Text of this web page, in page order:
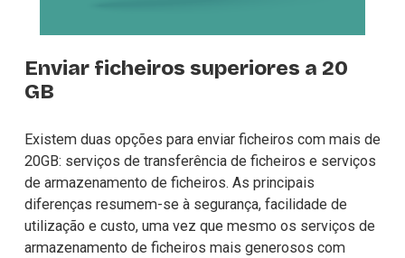
Enviar ficheiros superiores a 20
GB
Existem duas opções para enviar ficheiros com mais de
20GB: serviços de transferência de ficheiros e serviços
de armazenamento de ficheiros. As principais
diferenças resumem-se à segurança, facilidade de
utilização e custo, uma vez que mesmo os serviços de
armazenamento de ficheiros mais generosos com